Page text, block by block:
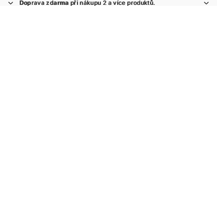
Doprava zdarma při nákupu 2 a více produktů.
Doprava zdarma při nákupu 2 a více produktů.